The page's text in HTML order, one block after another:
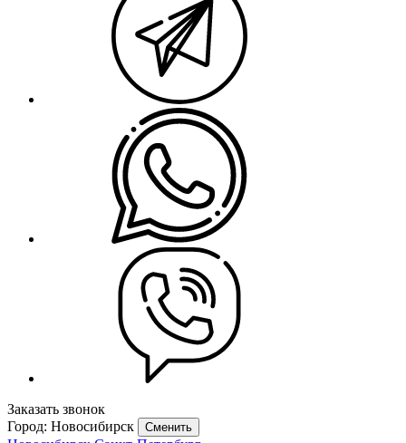
Заказать звонок
Город: Новосибирск
Сменить